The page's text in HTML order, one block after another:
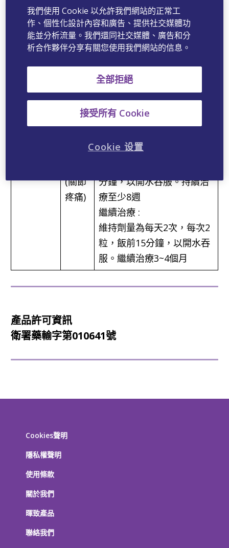
適用對象
關節
炎症
使用劑量與頻次
上，有關
的人
至中
等程
度
每天2次，每次2粒，飯前15
分鐘，以開水吞服。連續服
用6週
(關節
疼痛)
初期治療 :
分鐘，以開水吞服。持續治
療至少8週
繼續治療 :
維持劑量為每天2次，每次2
粒，飯前15分鐘，以開水吞
服。繼續治療3~4個月
產品許可資訊
衛署藥輸字第010641號
Cookies聲明
隱私權聲明
使用條款
關於我們
暉致產品
聯絡我們
我們使用 Cookie 以允許我們網站的正常工
作、個性化設計內容和廣告、提供社交媒體功
能並分析流量。我們還同社交媒體、廣告和分
析合作夥伴分享有關您使用我們網站的信息。
全部拒絕
接受所有 Cookie
Cookie 设置